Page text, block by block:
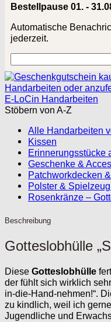
Bestellpause 01. -
Automatische
jederzeit.
Stöbern von A-Z
Alle Handarbeiten
Kissen
Erinnerungsstücke
Geschenke &
Patchworkdecken
Polster &
Rosenkränze –
Beschreibung
Gotteslobhülle
Diese Gotteslobhülle
der fühlt sich wirklich
in-die-Hand-nehmen!“.
zu kindlich, weil ich
Jugendliche und